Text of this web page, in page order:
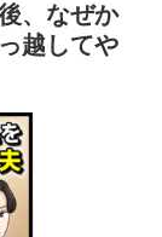
、なぜか
越してや